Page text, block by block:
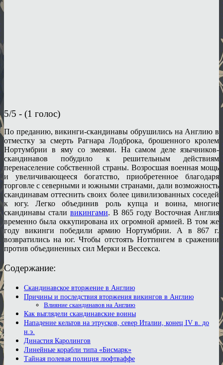
5/5 - (1 голос)
По преданию, викинги-скандинавы обрушились на Англию в
отместку за смерть Рагнара Лодброка, брошенного кролем
Нортумбрии в яму со змеями. На самом деле язычников-
скандинавов побудило к решительным действиям
перенаселение собственной страны. Возросшая военная мощь
и увеличивающееся богатство, приобретенное благодаря
торговле с северными и южными странами, дали возможность
скандинавам оттеснить своих более цивилизованных соседей
к югу. Легко объединив роль купца и воина, многие
скандинавы стали викингами. В 865 году Восточная Англия
временно была оккупирована их огромной армией. В том же
году викинги победили армию Нортумбрии. А в 867 г.
возвратились на юг. Чтобы отстоять Ноттингем в сражении
против объединенных сил Мерки и Вессекса.
Содержание:
Скандинавское вторжение в Англию
Причины и последствия вторжения викингов в Англию
Влияние скандинавов на Англию
Как выглядели скандинавские воины
Нападение кельтов на этрусков, север Италии, конец IV в. до
н.э.
Династия Каролингов
Линейные корабли типа «Бисмарк»
Тайная полевая полиция люфтваффе